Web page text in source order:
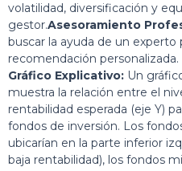
volatilidad, diversificación y
gestor.Asesoramiento
buscar la ayuda de un experto
recomendación personalizada.
Gráfico Explicativo: Un
muestra la relación entre el
rentabilidad esperada (eje Y)
fondos de inversión. Los
ubicarían en la parte inferior
baja rentabilidad), los fondos